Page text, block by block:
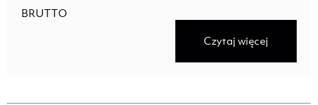
BRUTTO
Czytaj więcej